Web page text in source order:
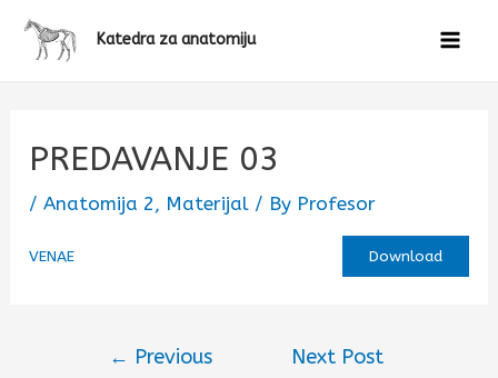
Katedra za anatomiju
PREDAVANJE 03
/Anatomija 2 , Materijal / By Profesor
VENAE Download
← Previous
Next Post